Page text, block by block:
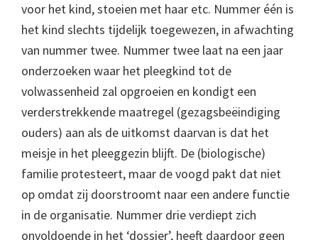
voor het kind, stoeien met haar etc. Nummer één is
het kind slechts tijdelijk toegewezen, in afwachting
van nummer twee. Nummer twee laat na een jaar
onderzoeken waar het pleegkind tot de
volwassenheid zal opgroeien en kondigt een
verderstrekkende maatregel (gezagsbeëindiging
ouders) aan als de uitkomst daarvan is dat het
meisje in het pleeggezin blijft. De (biologische)
familie protesteert, maar de voogd pakt dat niet
op omdat zij doorstroomt naar een andere functie
in de organisatie. Nummer drie verdiept zich
onvoldoende in het ‘dossier’, heeft daardoor geen